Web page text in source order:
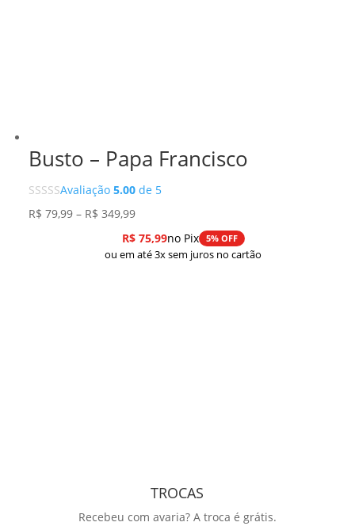
Busto – Papa Francisco
Avaliação5.00 de 5
R$ 79,99 – R$ 349,99Faixa
de
preço:
R$75,99no Pix 5% OFF
ou em até 3x sem juros no cartão
TROCAS
Recebeu com avaria? A troca é grátis.